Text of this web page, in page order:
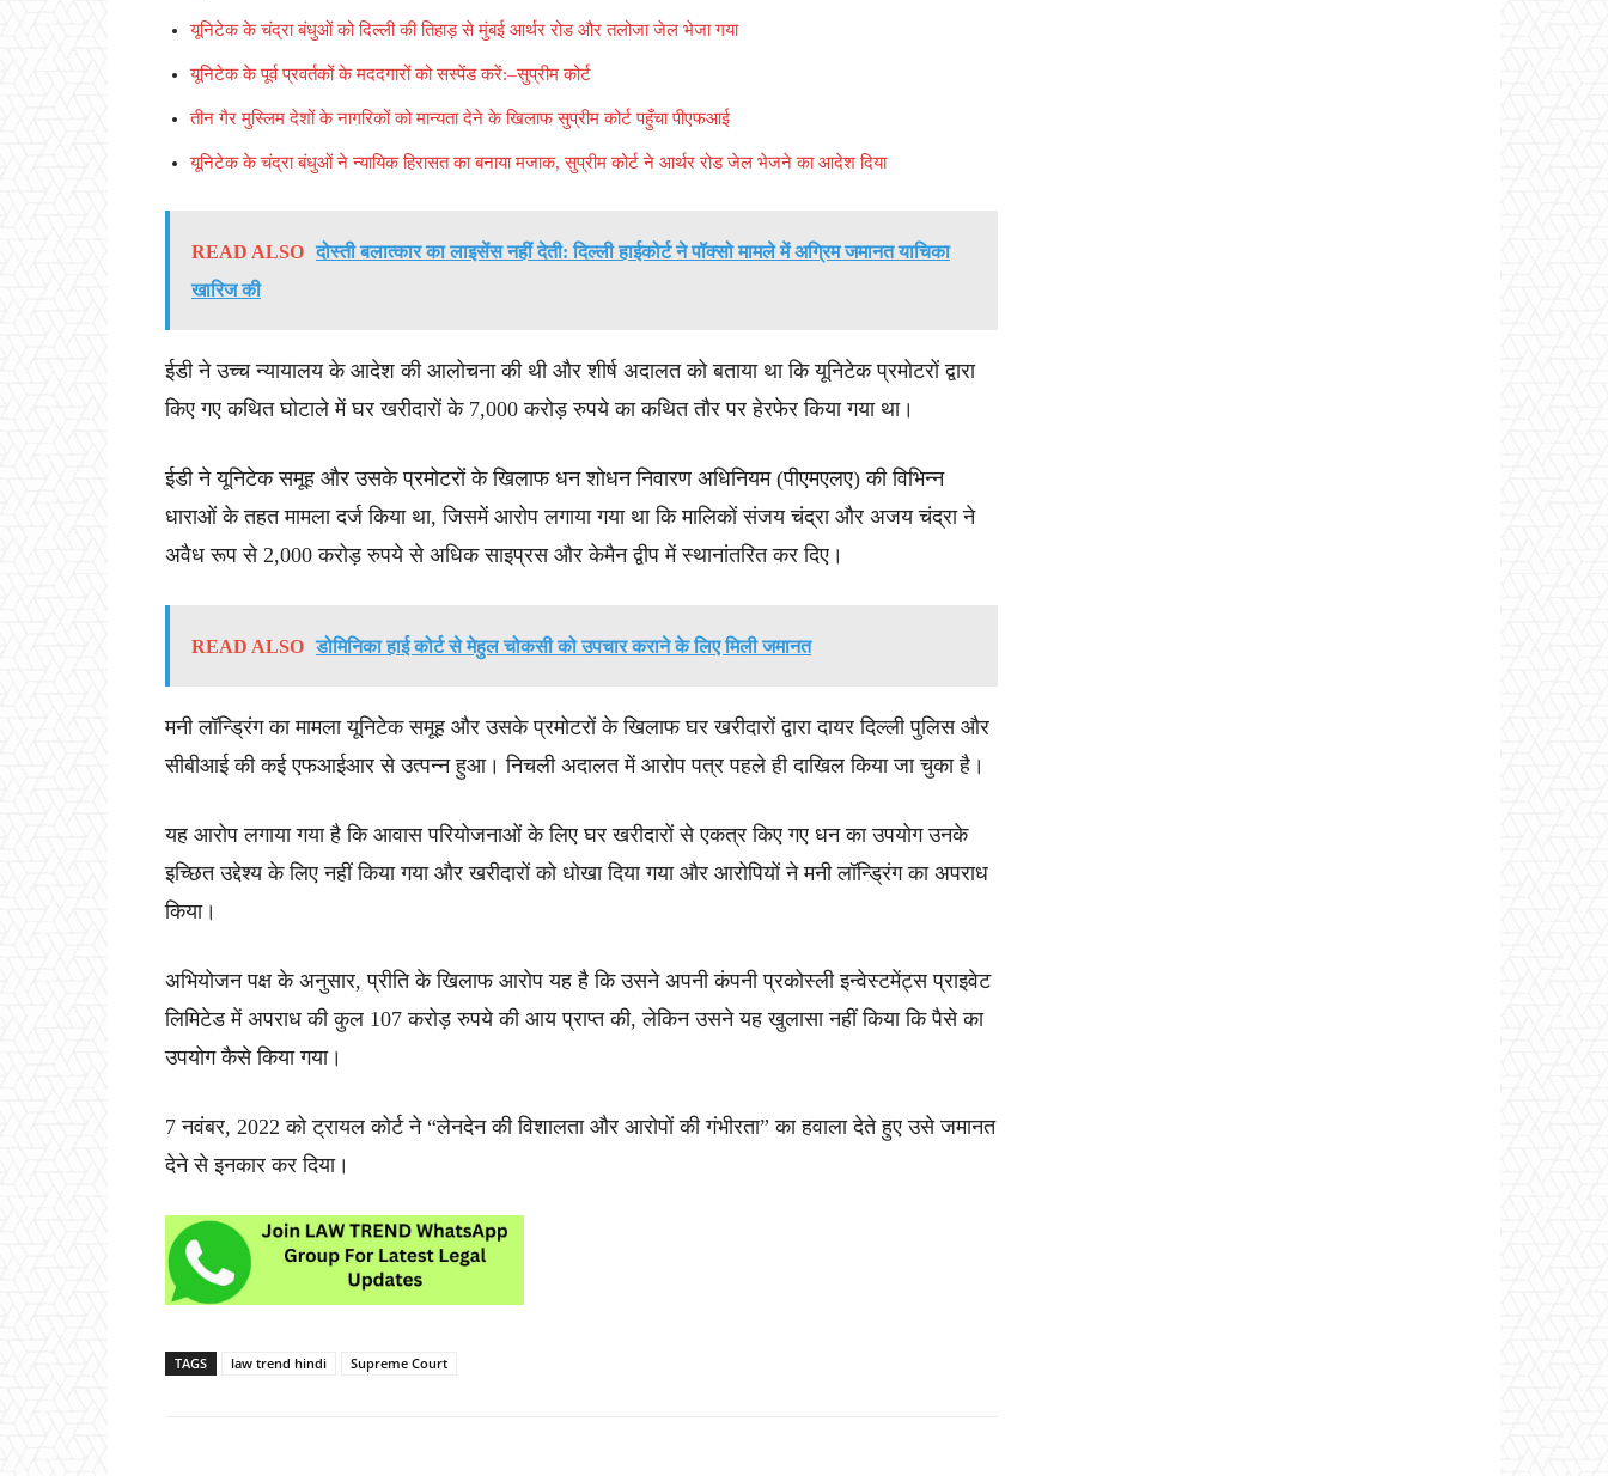
यूनिटेक के चंद्रा बंधुओं को दिल्ली की तिहाड़ से मुंबई आर्थर रोड और तलोजा जेल भेजा गया
यूनिटेक के पूर्व प्रवर्तकों के मददगारों को सस्पेंड करें:–सुप्रीम कोर्ट
तीन गैर मुस्लिम देशों के नागरिकों को मान्यता देने के खिलाफ सुप्रीम कोर्ट पहुँचा पीएफआई
यूनिटेक के चंद्रा बंधुओं ने न्यायिक हिरासत का बनाया मजाक, सुप्रीम कोर्ट ने आर्थर रोड जेल भेजने का आदेश दिया
READ ALSO दोस्ती बलात्कार का लाइसेंस नहीं देती: दिल्ली हाईकोर्ट ने पॉक्सो मामले में अग्रिम जमानत याचिका
खारिज की
ईडी ने उच्च न्यायालय के आदेश की आलोचना की थी और शीर्ष अदालत को बताया था कि यूनिटेक प्रमोटरों द्वारा
किए गए कथित घोटाले में घर खरीदारों के 7,000 करोड़ रुपये का कथित तौर पर हेरफेर किया गया था।
ईडी ने यूनिटेक समूह और उसके प्रमोटरों के खिलाफ धन शोधन निवारण अधिनियम (पीएमएलए) की विभिन्न
धाराओं के तहत मामला दर्ज किया था, जिसमें आरोप लगाया गया था कि मालिकों संजय चंद्रा और अजय चंद्रा ने
अवैध रूप से 2,000 करोड़ रुपये से अधिक साइप्रस और केमैन द्वीप में स्थानांतरित कर दिए।
READ ALSO डोमिनिका हाई कोर्ट से मेहुल चोकसी को उपचार कराने के लिए मिली जमानत
मनी लॉन्ड्रिंग का मामला यूनिटेक समूह और उसके प्रमोटरों के खिलाफ घर खरीदारों द्वारा दायर दिल्ली पुलिस और
सीबीआई की कई एफआईआर से उत्पन्न हुआ। निचली अदालत में आरोप पत्र पहले ही दाखिल किया जा चुका है।
यह आरोप लगाया गया है कि आवास परियोजनाओं के लिए घर खरीदारों से एकत्र किए गए धन का उपयोग उनके
इच्छित उद्देश्य के लिए नहीं किया गया और खरीदारों को धोखा दिया गया और आरोपियों ने मनी लॉन्ड्रिंग का अपराध
किया।
अभियोजन पक्ष के अनुसार, प्रीति के खिलाफ आरोप यह है कि उसने अपनी कंपनी प्रकोस्ली इन्वेस्टमेंट्स प्राइवेट
लिमिटेड में अपराध की कुल 107 करोड़ रुपये की आय प्राप्त की, लेकिन उसने यह खुलासा नहीं किया कि पैसे का
उपयोग कैसे किया गया।
7 नवंबर, 2022 को ट्रायल कोर्ट ने “लेनदेन की विशालता और आरोपों की गंभीरता” का हवाला देते हुए उसे जमानत
देने से इनकार कर दिया।
TAGS law trend hindi Supreme Court